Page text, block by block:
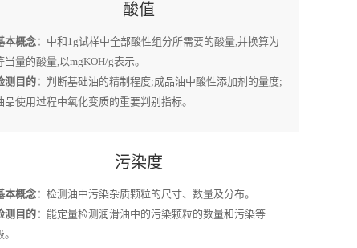
酸值
本概念： 中和1g试样中全部酸性组分所需要的酸量,并换算为
当量的酸量,以mgKOH/g表示。
测目的： 判断基础油的精制程度;成品油中酸性添加剂的量度;
品使用过程中氧化变质的重要判别指标。
污染度
本概念： 检测油中污染杂质颗粒的尺寸、数量及分布。
测目的： 能定量检测润滑油中的污染颗粒的数量和污染等
。